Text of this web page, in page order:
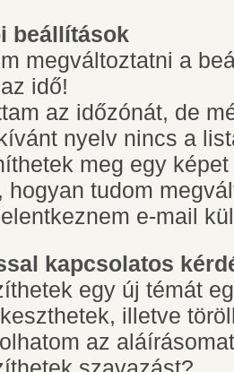
beállítások
megváltoztatni a
idő!
az időzónát, de
nyelv nincs a
meg egy
hogyan tudom
e-mail
kapcsolatos
egy új témát
illetve
az